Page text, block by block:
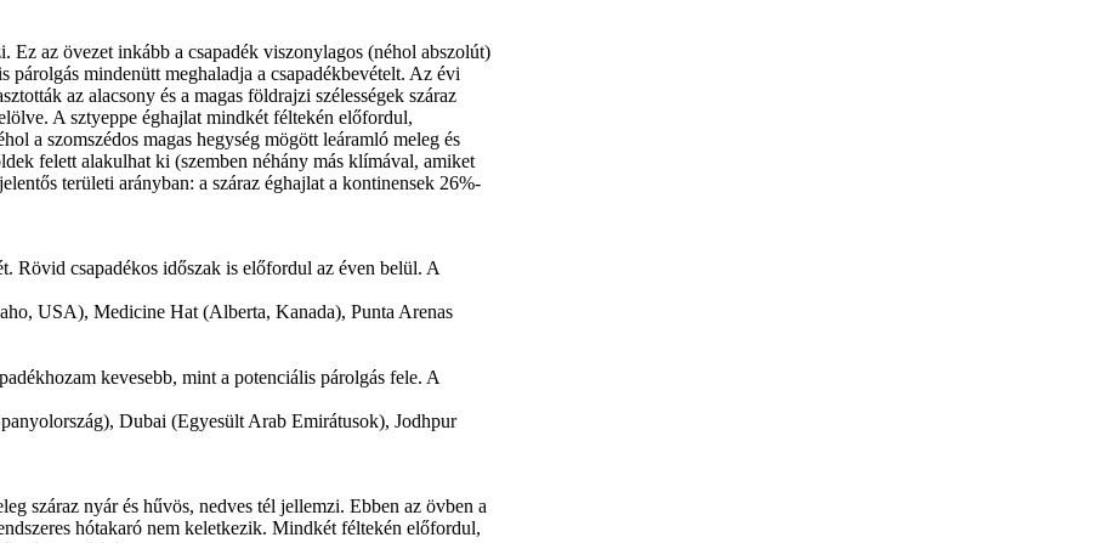
Ez az övezet inkább a csapadék viszonylagos (néhol abszolút)
párolgás mindenütt meghaladja a csapadékbevételt. Az évi
az alacsony és a magas földrajzi szélességek száraz
A sztyeppe éghajlat mindkét féltekén előfordul,
a szomszédos magas hegység mögött leáramló meleg és
felett alakulhat ki (szemben néhány más klímával, amiket
területi arányban: a száraz éghajlat a kontinensek 26%-
Rövid csapadékos időszak is előfordul az éven belül. A
USA), Medicine Hat (Alberta, Kanada), Punta Arenas
kevesebb, mint a potenciális párolgás fele. A
Dubai (Egyesült Arab Emirátusok), Jodhpur
száraz nyár és hűvös, nedves tél jellemzi. Ebben az övben a
hótakaró nem keletkezik. Mindkét féltekén előfordul,